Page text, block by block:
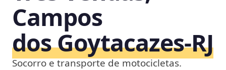
Campos
dos Goytacazes‑RJ
Socorro e transporte de motocicletas.